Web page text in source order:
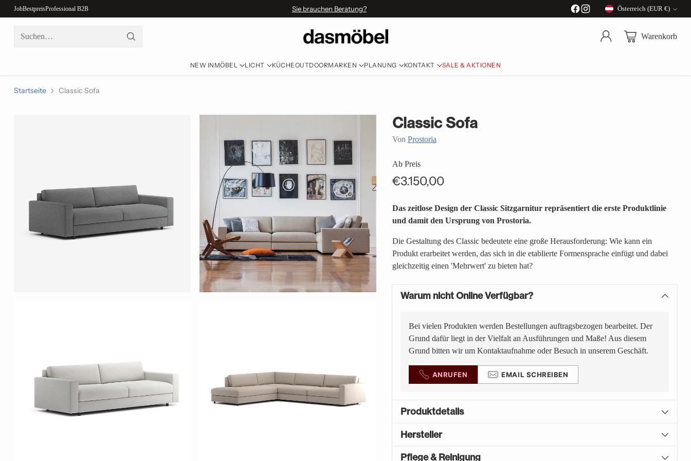
JobBestpreisProfessional B2B Sie brauchen Beratung?
Währung
Österreich (EUR €)
Suchen… Warenkorb
NEW IN MÖBEL LICHT KÜCHEOUTDOORMARKEN PLANUNG KONTAKT SALE & AKTIONEN
Startseite Classic Sofa
Classic Sofa
Von Prostoria
Ab Preis
Normaler
Preis
€3.150,00
Das zeitlose Design der Classic Sitzgarnitur repräsentiert die erste Produktlinie
und damit den Ursprung von Prostoria.
Die Gestaltung des Classic bedeutete eine große Herausforderung: Wie kann ein
Produkt erarbeitet werden, das sich in die etablierte Formensprache einfügt und dabei
gleichzeitig einen 'Mehrwert' zu bieten hat?
Warum nicht Online Verfügbar?
Bei vielen Produkten werden Bestellungen auftragsbezogen bearbeitet. Der
Grund dafür liegt in der Vielfalt an Ausführungen und Maße! Aus diesem
Grund bitten wir um Kontaktaufnahme oder Besuch in unserem Geschäft.
ANRUFEN EMAIL SCHREIBEN
Produktdetails
Hersteller
Pflege & Reinigung